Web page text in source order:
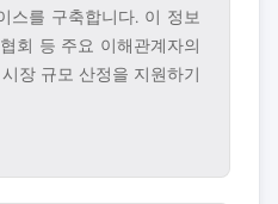
스를 구축합니다. 이 정보
회 등 주요 이해관계자의
장 규모 산정을 지원하기